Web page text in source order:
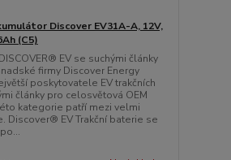
Discover EV31A-A, 12V,
(C5)
EV se suchými články
firmy Discover Energy
poskytovatele EV trakčních
články pro celosvětová OEM
kategorie patří mezi velmi
Discover® EV Trakční baterie se